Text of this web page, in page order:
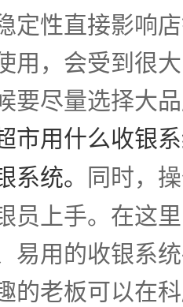
性直接影响店
用，会受到很
要尽量选择大
市用什么收银
系统。 同时，
员上手。在这
易用的收银系
的老板可以在